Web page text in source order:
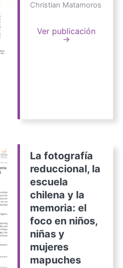
Christian Matamoros
Ver publicación
→
La fotografía
reduccional, la
escuela
chilena y la
memoria: el
foco en niños,
niñas y
mujeres
mapuches